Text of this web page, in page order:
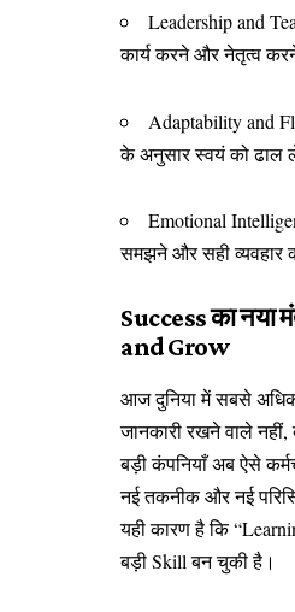
Leadership and
कार्य करने और नेतृत्व
Adaptability and
के अनुसार स्वयं को ढाल
Emotional
समझने और सही व्यवहार
Success का नया
and Grow
आज दुनिया में सबसे
जानकारी रखने वाले
बड़ी कंपनियाँ अब ऐसे
नई तकनीक और नई
यही कारण है कि
बड़ी Skill बन चुकी है।